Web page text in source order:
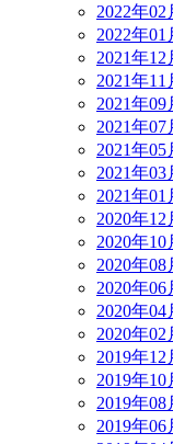
2022年02
2022年01
2021年12
2021年11
2021年09
2021年07
2021年05
2021年03
2021年01
2020年12
2020年10
2020年08
2020年06
2020年04
2020年02
2019年12
2019年10
2019年08
2019年06